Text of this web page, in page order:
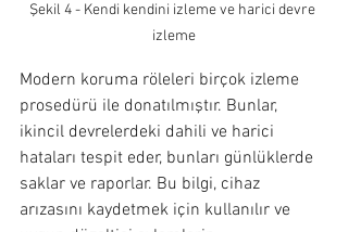
Şekil 4 - Kendi kendini izleme ve harici devre
izleme
Modern koruma röleleri birçok izleme
prosedürü ile donatılmıştır. Bunlar,
ikincil devrelerdeki dahili ve harici
hataları tespit eder, bunları günlüklerde
saklar ve raporlar. Bu bilgi, cihaz
arızasını kaydetmek için kullanılır ve